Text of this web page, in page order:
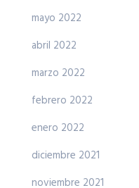
mayo 2022
abril 2022
marzo 2022
febrero 2022
enero 2022
diciembre 2021
noviembre 2021